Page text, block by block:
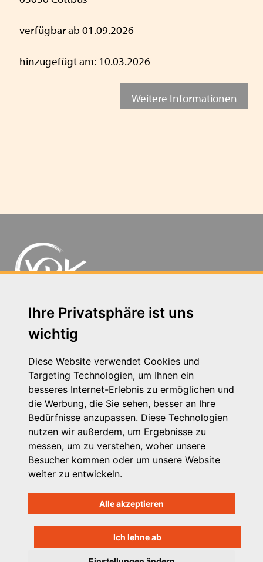
Ihre Privatsphäre ist uns
wichtig
Diese Website verwendet Cookies und
Targeting Technologien, um Ihnen ein
besseres Internet-Erlebnis zu ermöglichen und
die Werbung, die Sie sehen, besser an Ihre
Bedürfnisse anzupassen. Diese Technologien
nutzen wir außerdem, um Ergebnisse zu
messen, um zu verstehen, woher unsere
Besucher kommen oder um unsere Website
weiter zu entwickeln.
Alle akzeptieren
Ich lehne ab
verfügbar ab 01.09.2026
hinzugefügt am: 10.03.2026
Weitere Informationen
Geschwister-Scholl-Straße 83 - 14471 Potsdam
Tel. 0331 - 58 11 53 77
Kontakt
Impressum
Datenschutzhinweis
Login